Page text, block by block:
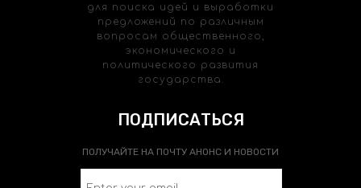
для поиска идей и выработки
предложений по различным
вопросам общественного,
экономического и
политического развития
государства.
ПОДПИСАТЬСЯ
ПОЛУЧАЙТЕ НА ПОЧТУ АНОНС И НОВОСТИ